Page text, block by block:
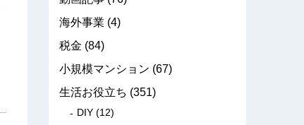
海外事業 (4)
税金 (84)
小規模マンション (67)
生活お役立ち (351)
DIY (12)